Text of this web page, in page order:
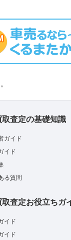
取査定の基礎知識
ガイド
イド
る質問
取査定お役立ちガ
イド
イド